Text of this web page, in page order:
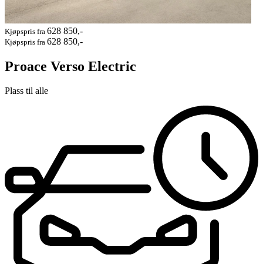
Kjøpspris fra 628 850,-
Kjøpspris fra 628 850,-
Proace Verso Electric
Plass til alle